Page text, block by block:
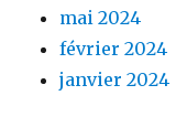
mai 2024
février 2024
janvier 2024